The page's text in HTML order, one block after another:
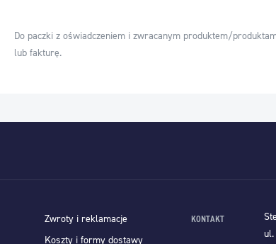
Do paczki z oświadczeniem i zwracanym produktem/
lub fakturę.
Zwroty i reklamacje
Koszty i formy dostawy
KONTAKT
ul.